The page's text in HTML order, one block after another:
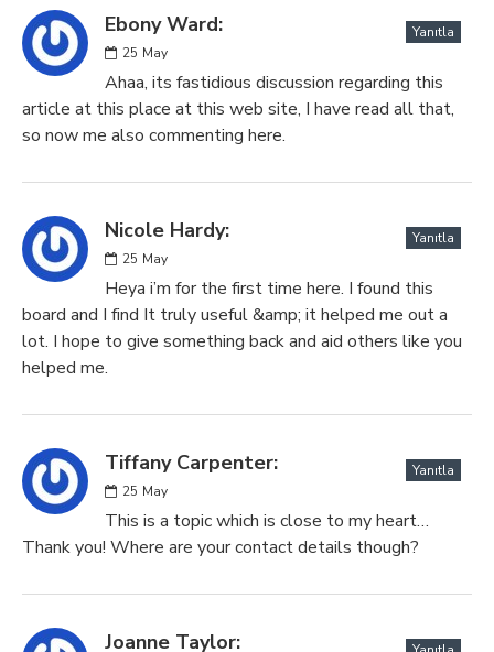
Ebony Ward:
25 May
Yanıtla
Ahaa, its fastidious discussion regarding this
article at this place at this web site, I have read all that,
so now me also commenting here.
Nicole Hardy:
25 May
Yanıtla
Heya i’m for the first time here. I found this
board and I find It truly useful &amp; it helped me out a
lot. I hope to give something back and aid others like you
helped me.
Tiffany Carpenter:
25 May
Yanıtla
This is a topic which is close to my heart…
Thank you! Where are your contact details though?
Joanne Taylor: